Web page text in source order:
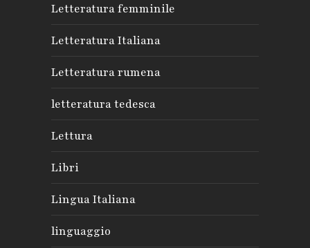
Letteratura femminile
Letteratura Italiana
Letteratura rumena
letteratura tedesca
Lettura
Libri
Lingua Italiana
linguaggio